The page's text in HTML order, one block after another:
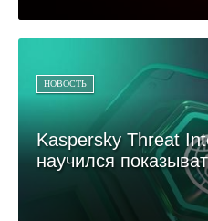
НОВОСТЬ
Kaspersky Threat
научился